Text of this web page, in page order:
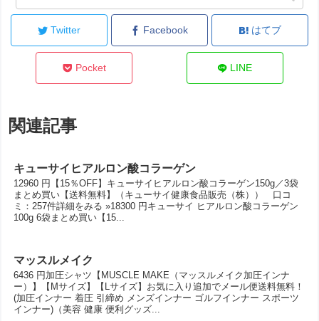
Twitter Facebook はてブ
Pocket LINE
関連記事
キューサイヒアルロン酸コラーゲン
12960 円【15％OFF】キューサイヒアルロン酸コラーゲン150g／3袋
まとめ買い【送料無料】（キューサイ健康食品販売（株）） 口コ
ミ：257件詳細をみる »18300 円キューサイ ヒアルロン酸コラーゲン
100g 6袋まとめ買い【15...
マッスルメイク
6436 円加圧シャツ【MUSCLE MAKE（マッスルメイク加圧インナ
ー）】【Mサイズ】【Lサイズ】お気に入り追加でメール便送料無料！
(加圧インナー 着圧 引締め メンズインナー ゴルフインナー スポーツ
インナー)（美容 健康 便利グッズ...